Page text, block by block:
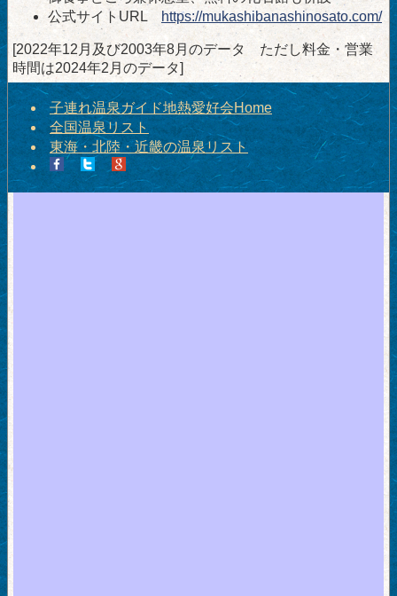
公式サイトURL
https://mukashibanashinosato.com/
[2022年12月及び2003年8月のデータ ただし料金・営業
時間は2024年2月のデータ]
子連れ温泉ガイド地熱愛好会Home
全国温泉リスト
東海・北陸・近畿の温泉リスト